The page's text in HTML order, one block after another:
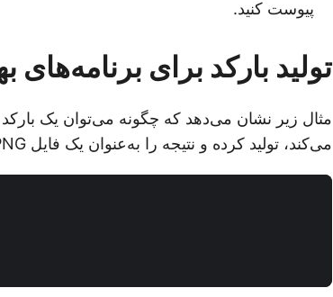
پیوست کنید.
تولید بارکد برای
می‌کند، تولید کرده و نتیجه را به‌عنوان یک فایل PNG ذخیره کرد.